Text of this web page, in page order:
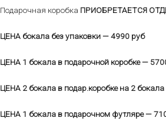
Подарочная коробка ПРИОБРЕТАЕТСЯ
ЦЕНА бокала без упаковки — 4990 руб
ЦЕНА 1 бокала в подарочной коробке —
ЦЕНА 2 бокала в подар.коробке на 2
ЦЕНА 1 бокала в подарочном футляре —